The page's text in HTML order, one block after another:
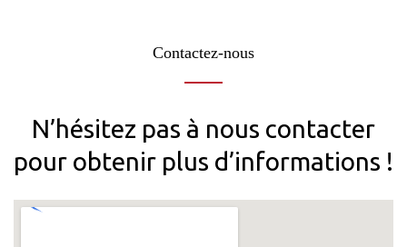
Contactez-nous
N’hésitez pas à nous contacter
pour obtenir plus d’informations !